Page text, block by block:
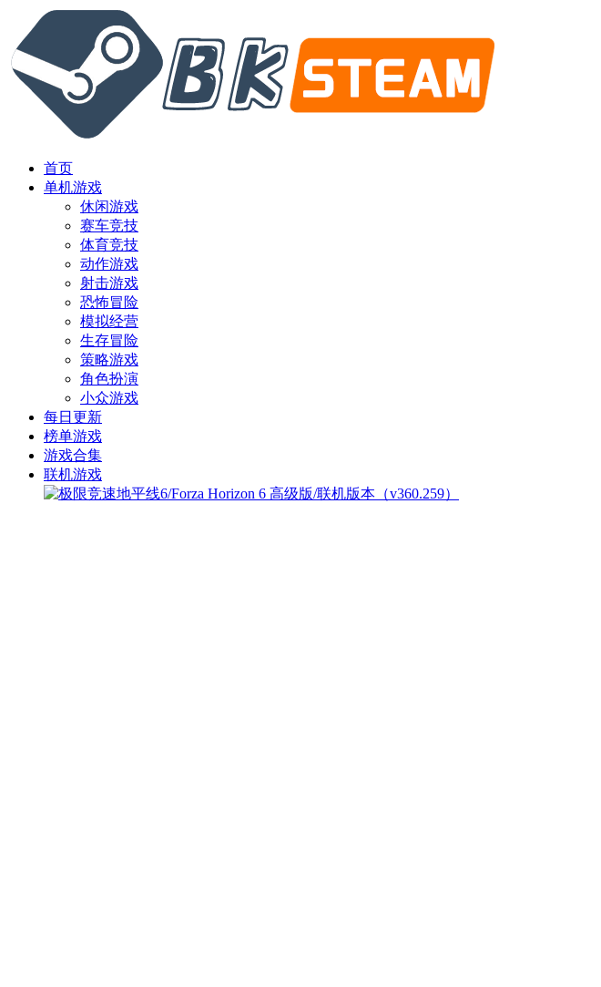
首页
单机游戏
休闲游戏
赛车竞技
体育竞技
动作游戏
射击游戏
恐怖冒险
模拟经营
生存冒险
策略游戏
角色扮演
小众游戏
每日更新
榜单游戏
游戏合集
联机游戏